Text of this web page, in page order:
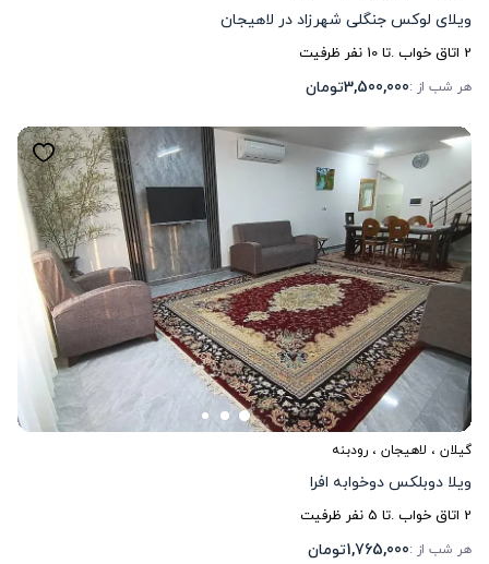
ویلای لوکس جنگلی شهرزاد در لاهیجان
2 اتاق خواب .تا10 نفر ظرفیت
هر شب از :3,500,000تومان
گیلان ، لاهیجان ، رودبنه
ویلا دوبلکس دوخوابه افرا
2 اتاق خواب .تا 5نفر ظرفیت
هر شب از :1,765,000تومان